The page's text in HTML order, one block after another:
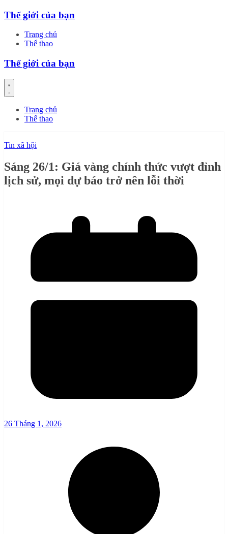
Skip
content
Thế giới của bạn
Trang chủ
Thể thao
Thế giới của bạn
Trang chủ
Thể thao
Tin xã hội
Sáng 26/1: Giá vàng chính thức vượt đỉnh
lịch sử, mọi dự báo trở nên lỗi thời
26 Tháng 1, 2026